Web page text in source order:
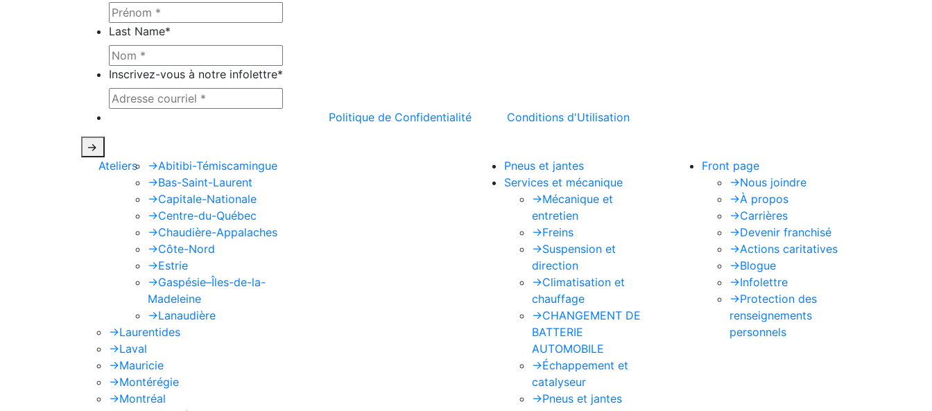
Last Name*
Inscrivez-vous à notre infolettre*
Politique de Confidentialité Conditions d'Utilisation
->
Ateliers
->Abitibi-Témiscamingue
->Bas-Saint-Laurent
->Capitale-Nationale
->Centre-du-Québec
->Chaudière-Appalaches
->Côte-Nord
->Estrie
->Gaspésie–Îles-de-la-
Madeleine
->Lanaudière
->Laurentides
->Laval
->Mauricie
->Montérégie
->Montréal
Pneus et jantes
Services et mécanique
->Mécanique et
entretien
->Freins
->Suspension et
direction
->Climatisation et
chauffage
->CHANGEMENT DE
BATTERIE
AUTOMOBILE
->Échappement et
catalyseur
->Pneus et jantes
Front page
->Nous joindre
->À propos
->Carrières
->Devenir franchisé
->Actions caritatives
->Blogue
->Infolettre
->Protection des
renseignements
personnels